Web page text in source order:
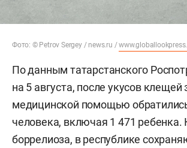
Фото: © Petrov Sergey / news.ru /
По данным татарстанского
на 5 августа, после укусов клещей
медицинской помощью
человека, включая 1 471 ребенка.
боррелиоза, в республике